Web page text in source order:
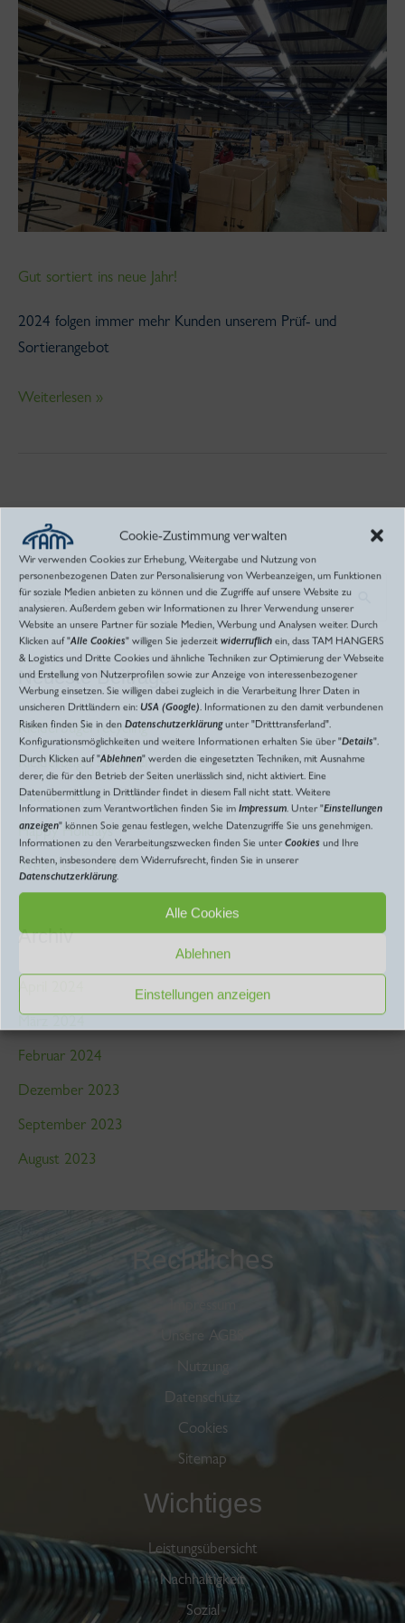
Cookie-Zustimmung verwalten
Wir verwenden Cookies zur Erhebung, Weitergabe und Nutzung von
personenbezogenen Daten zur Personalisierung von Werbeanzeigen, um Funktionen
für soziale Medien anbieten zu können und die Zugriffe auf unsere Website zu
analysieren. Außerdem geben wir Informationen zu Ihrer Verwendung unserer
Website an unsere Partner für soziale Medien, Werbung und Analysen weiter. Durch
Klicken auf "Alle Cookies" willigen Sie jederzeit widerruflich ein, dass TAM HANGERS
& Logistics und Dritte Cookies und ähnliche Techniken zur Optimierung der Webseite
und Erstellung von Nutzerprofilen sowie zur Anzeige von interessenbezogener
Werbung einsetzen. Sie willigen dabei zugleich in die Verarbeitung Ihrer Daten in
unsicheren Drittländern ein: USA (Google). Informationen zu den damit verbundenen
Risiken finden Sie in den Datenschutzerklärungunter "Dritttransferland".
Konfigurationsmöglichkeiten und weitere Informationen erhalten Sie über "Details".
Durch Klicken auf "Ablehnen" werden die eingesetzten Techniken, mit Ausnahme
derer, die für den Betrieb der Seiten unerlässlich sind, nicht aktiviert. Eine
Datenübermittlung in Drittländer findet in diesem Fall nicht statt. Weitere
Informationen zum Verantwortlichen finden Sie im Impressum. Unter "Einstellungen
anzeigen" können Soie genau festlegen, welche Datenzugriffe Sie uns genehmigen.
Informationen zu den Verarbeitungszwecken finden Sie unterCookies und Ihre
Rechten, insbesondere dem Widerrufsrecht, finden Sie in unserer
Datenschutzerklärung.
Alle Cookies
Ablehnen
Einstellungen anzeigen
Gut sortiert ins neue Jahr!
2024 folgen immer mehr Kunden unserem Prüf- und
Sortierangebot
ins
neue
Jahr!
Weiterlesen »
S
u
c
h
e
n
n
a
c
h
:
Neueste Beiträge
Kleiderbügel recycling
Kleiderbügel sortieren
Gut sortiert ins neue Jahr!
Happy Holidays
Website Launch
Archiv
März 2024
Februar 2024
Dezember 2023
September 2023
August 2023
Rechtliches
Unsere AGBS
Nutzung
Datenschutz
Cookies
Sitemap
Wichtiges
Leistungsübersicht
Nachhaltigkeit
Sozial